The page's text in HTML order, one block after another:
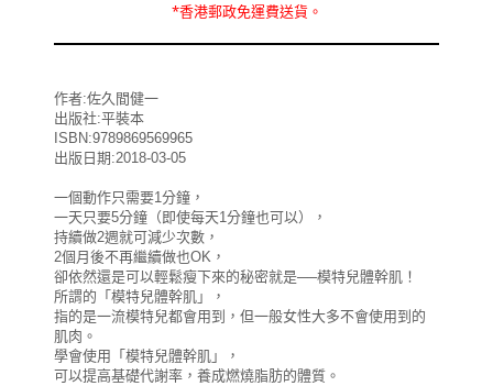
*香港郵政免運費送貨。
作者:佐久間健一
出版社:平裝本
ISBN:9789869569965
出版日期:2018-03-05
一個動作只需要1分鐘，
一天只要5分鐘（即使每天1分鐘也可以），
持續做2週就可減少次數，
2個月後不再繼續做也OK，
卻依然還是可以輕鬆瘦下來的秘密就是──模特兒體幹肌！
所謂的「模特兒體幹肌」，
指的是一流模特兒都會用到，但一般女性大多不會使用到的
肌肉。
學會使用「模特兒體幹肌」，
可以提高基礎代謝率，養成燃燒脂肪的體質。